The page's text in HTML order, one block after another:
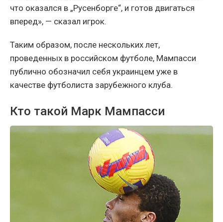
что оказался в „Русенборге“, и готов двигаться
вперед», — сказал игрок.
Таким образом, после нескольких лет,
проведенных в российском футболе, Мампасси
публично обозначил себя украинцем уже в
качестве футболиста зарубежного клуба.
Кто такой Марк Мампасси